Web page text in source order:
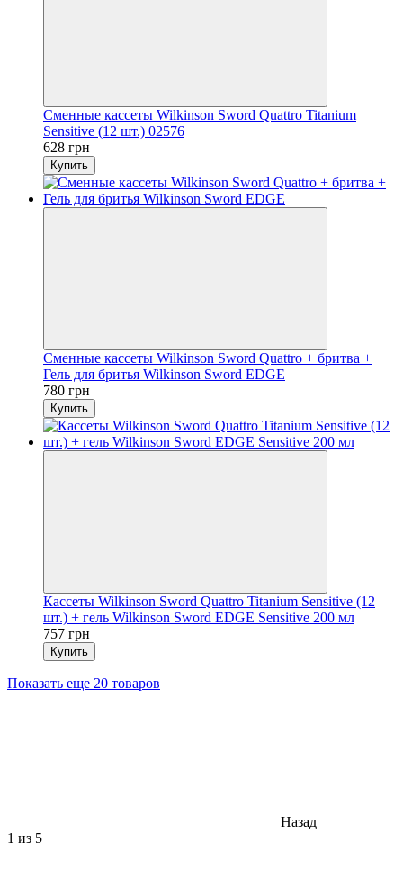
Сменные кассеты Wilkinson Sword Quattro Titanium
Sensitive (12 шт.) 02576
628 грн
Купить
Сменные кассеты Wilkinson Sword Quattro + бритва +
Гель для бритья Wilkinson Sword EDGE
780 грн
Купить
Кассеты Wilkinson Sword Quattro Titanium Sensitive (12
шт.) + гель Wilkinson Sword EDGE Sensitive 200 мл
757 грн
Купить
Показать еще 20 товаров
Назад
1 из 5